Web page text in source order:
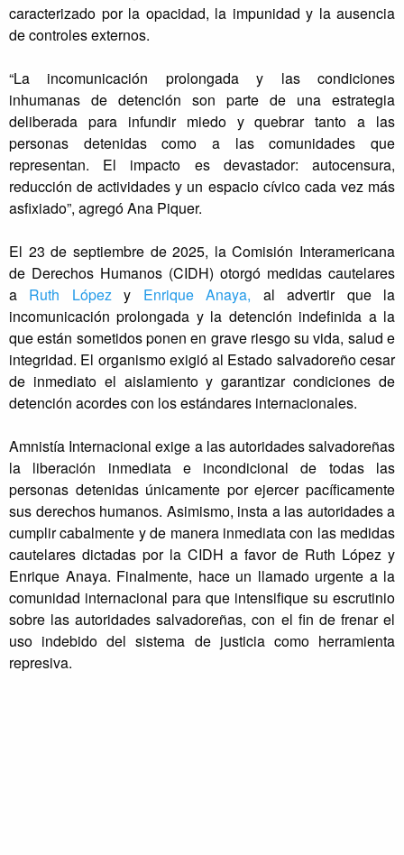
caracterizado por la opacidad, la impunidad y la ausencia
de controles externos.
“La incomunicación prolongada y las condiciones
inhumanas de detención son parte de una estrategia
deliberada para infundir miedo y quebrar tanto a las
personas detenidas como a las comunidades que
representan. El impacto es devastador: autocensura,
reducción de actividades y un espacio cívico cada vez más
asfixiado”, agregó Ana Piquer.
El 23 de septiembre de 2025, la Comisión Interamericana
de Derechos Humanos (CIDH) otorgó medidas cautelares
a Ruth López y Enrique Anaya,
al advertir que la
incomunicación prolongada y la detención indefinida a la
que están sometidos ponen en grave riesgo su vida, salud e
integridad. El organismo exigió al Estado salvadoreño cesar
de inmediato el aislamiento y garantizar condiciones de
detención acordes con los estándares internacionales.
Amnistía Internacional exige a las autoridades salvadoreñas
la liberación inmediata e incondicional de todas las
personas detenidas únicamente por ejercer pacíficamente
sus derechos humanos. Asimismo, insta a las autoridades a
cumplir cabalmente y de manera inmediata con las medidas
cautelares dictadas por la CIDH a favor de Ruth López y
Enrique Anaya. Finalmente, hace un llamado urgente a la
comunidad internacional para que intensifique su escrutinio
sobre las autoridades salvadoreñas, con el fin de frenar el
uso indebido del sistema de justicia como herramienta
represiva.